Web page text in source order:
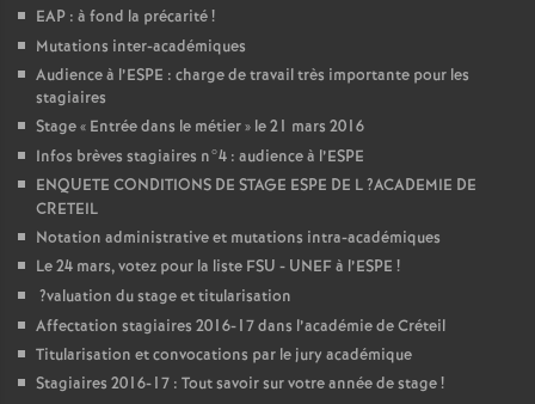
EAP : à fond la précarité!
Mutations inter-académiques
Audience à l’ESPE : charge de travail très importante pour les
stagiaires
Stage « Entrée dans le métier» le 21 mars 2016
Infos brèves stagiaires n°4 : audience à l’ESPE
ENQUETE CONDITIONS DE STAGE ESPE DE L?ACADEMIE DE
CRETEIL
Notation administrative et mutations intra-académiques
Le 24 mars, votez pour la liste FSU - UNEFà l’ESPE !
?valuation du stage et titularisation
Affectation stagiaires 2016-17 dans l’académie de Créteil
Titularisation et convocations par le jury académique
Stagiaires 2016-17 : Tout savoir sur votre année de stage!